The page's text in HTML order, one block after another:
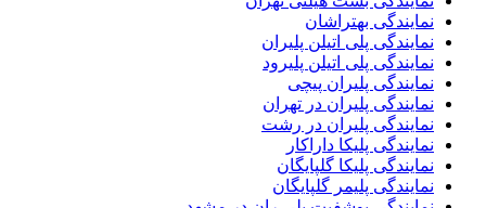
نمایندگی بهتراشان
نمایندگی پلی اتیلن پلیران
نمایندگی پلی اتیلن پلیرود
نمایندگی پلیران پیچی
نمایندگی پلیران در تهران
نمایندگی پلیران در رشت
نمایندگی پلیکا داراکار
نمایندگی پلیکا گلپایگان
نمایندگی پلیمر گلپایگان